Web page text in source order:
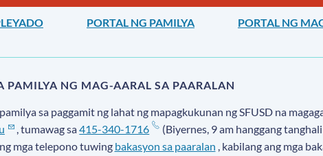
PORTAL NG PAMILYA PORTAL NG
NG MAG-AARAL SA PAARALAN
sa paggamit ng lahat ng mapagkukunan ng SFUSD na
, tumawag sa415-340-1716
(Biyernes, 9 am hanggang
mga telepono tuwing bakasyon sa paaralan , kabilang ang mga